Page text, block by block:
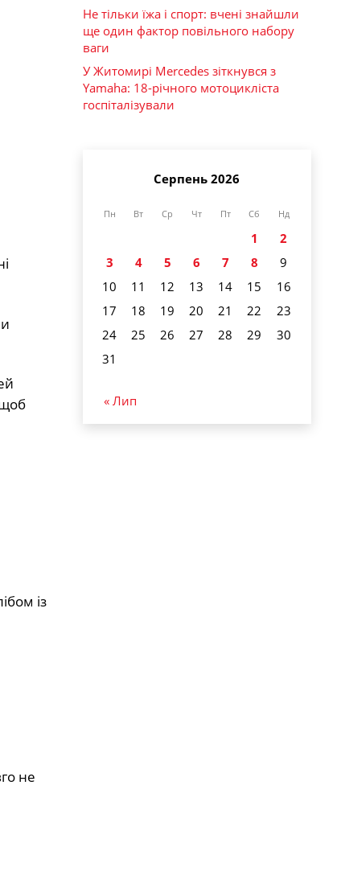
із
не
Не тільки їжа і спорт: вчені знайшли
ще один фактор повільного набору
ваги
У Житомирі Mercedes зіткнувся з
Yamaha: 18-річного мотоцикліста
госпіталізували
Серпень 2026
Пн Вт Ср Чт Пт Сб Нд
1
2
3
4 5 6 7 8
9
10
11 12 13 14 15
16
17
18 19 20 21 22
23
24
25 26 27 28 29
30
31
« Лип